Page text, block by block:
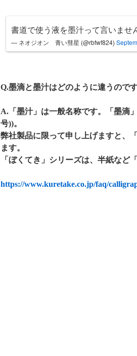
書道で使う液を墨汁って言いませ
— ネオジオン 青い彗星 (@rbfwf824)
Q.墨滴と墨汁はどのように違うので
A.「墨汁」は一般名称です。「墨滴
号))。
弊社製品に限って申し上げますと、
ます。
「ぼくてき」シリーズは、半紙など
https://www.kuretake.co.jp/faq/